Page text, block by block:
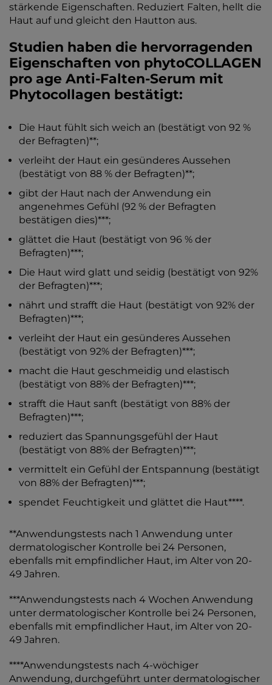
stärkende Eigenschaften. Reduziert Falten, hellt die
Haut auf und gleicht den Hautton aus.
Studien haben die hervorragenden
Eigenschaften von phytoCOLLAGEN
pro age Anti-Falten-Serum mit
Phytocollagen bestätigt:
Die Haut fühlt sich weich an (bestätigt von 92 %
der Befragten)**;
verleiht der Haut ein gesünderes Aussehen
(bestätigt von 88 % der Befragten)**;
gibt der Haut nach der Anwendung ein
angenehmes Gefühl (92 % der Befragten
bestätigen dies)***;
glättet die Haut (bestätigt von 96 % der
Befragten)***;
Die Haut wird glatt und seidig (bestätigt von 92%
der Befragten)***;
nährt und strafft die Haut (bestätigt von 92% der
Befragten)***;
verleiht der Haut ein gesünderes Aussehen
(bestätigt von 92% der Befragten)***;
macht die Haut geschmeidig und elastisch
(bestätigt von 88% der Befragten)***;
strafft die Haut sanft (bestätigt von 88% der
Befragten)***;
reduziert das Spannungsgefühl der Haut
(bestätigt von 88% der Befragten)***;
vermittelt ein Gefühl der Entspannung (bestätigt
von 88% der Befragten)***;
spendet Feuchtigkeit und glättet die Haut****.
**Anwendungstests nach 1 Anwendung unter
dermatologischer Kontrolle bei 24 Personen,
ebenfalls mit empfindlicher Haut, im Alter von 20-
49 Jahren.
***Anwendungstests nach 4 Wochen Anwendung
unter dermatologischer Kontrolle bei 24 Personen,
ebenfalls mit empfindlicher Haut, im Alter von 20-
49 Jahren.
****Anwendungstests nach 4-wöchiger
Anwendung, durchgeführt unter dermatologischer